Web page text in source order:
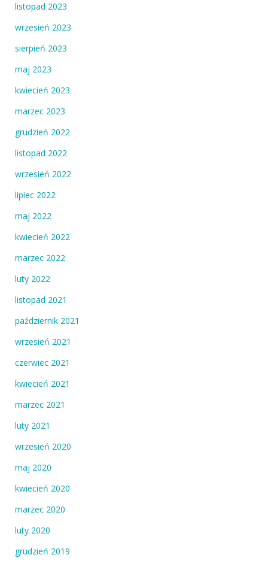
listopad 2023
wrzesień 2023
sierpień 2023
maj 2023
kwiecień 2023
marzec 2023
grudzień 2022
listopad 2022
wrzesień 2022
lipiec 2022
maj 2022
kwiecień 2022
marzec 2022
luty 2022
listopad 2021
październik 2021
wrzesień 2021
czerwiec 2021
kwiecień 2021
marzec 2021
luty 2021
wrzesień 2020
maj 2020
kwiecień 2020
marzec 2020
luty 2020
grudzień 2019